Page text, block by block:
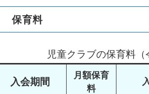
保育料
児童クラブの保育料（
入会期間
月額保育
料